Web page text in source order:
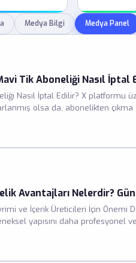
Medya Bilgi Medya Panel
Tik Aboneliği Nasıl İptal
Nasıl İptal Edilir? X platformu
olsa da, abonelikten
Avantajları Nelerdir?
ve İçerik Üreticileri İçin
yapısını daha profesyonel